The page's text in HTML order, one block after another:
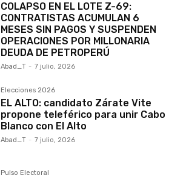
COLAPSO EN EL LOTE Z-69:
CONTRATISTAS ACUMULAN 6
MESES SIN PAGOS Y SUSPENDEN
OPERACIONES POR MILLONARIA
DEUDA DE PETROPERÚ
Abad_T - 7 julio, 2026
Elecciones 2026
EL ALTO: candidato Zárate Vite
propone teleférico para unir Cabo
Blanco con El Alto
Abad_T - 7 julio, 2026
Pulso Electoral